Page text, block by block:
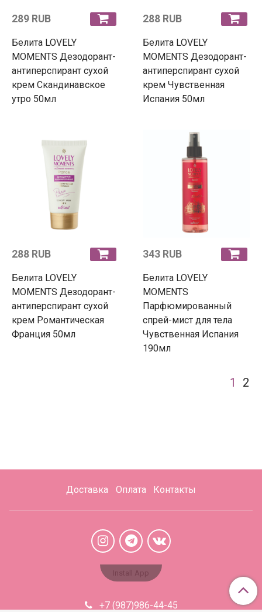
289 RUB
Белита LOVELY
MOMENTS Дезодорант-
антиперспирант сухой
крем Скандинавское
утро 50мл
288 RUB
Белита LOVELY
MOMENTS Дезодорант-
антиперспирант сухой
крем Чувственная
Испания 50мл
288 RUB
Белита LOVELY
MOMENTS Дезодорант-
антиперспирант сухой
крем Романтическая
Франция 50мл
343 RUB
Белита LOVELY
MOMENTS
Парфюмированный
спрей-мист для тела
Чувственная Испания
190мл
1 2
Доставка Оплата Контакты
+7 (987)986-44-45
Install App